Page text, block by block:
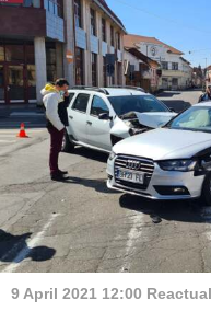
9 April 2021 12:00